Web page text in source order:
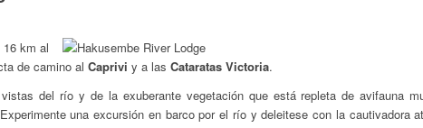
16 km al
de camino al Caprivi y a las Cataratas Victoria.
del río y de la exuberante vegetación que está repleta de avifauna
una excursión en barco por el río y deleitese con la cautivadora